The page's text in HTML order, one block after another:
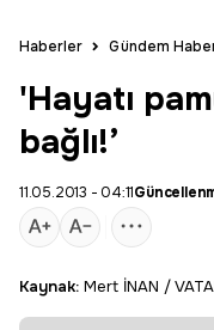
Haberler Gündem
'Hayatı
bağlı!’
11.05.2013 - 04:11
Kaynak: Mert İNAN /